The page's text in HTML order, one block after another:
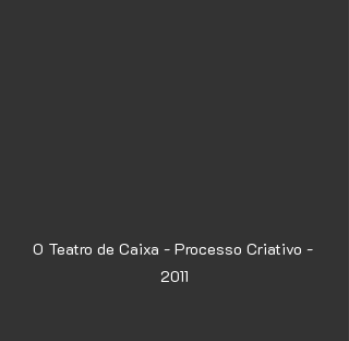
O Teatro de Caixa - Processo Criativo -
2011